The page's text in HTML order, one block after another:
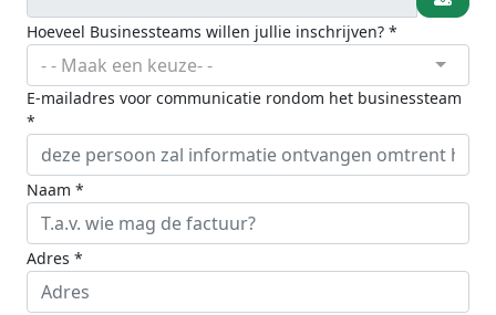
Hoeveel Businessteams willen jullie inschrijven? *
- - Maak een keuze- -
E-mailadres voor communicatie rondom het businessteam
*
Naam *
Adres *